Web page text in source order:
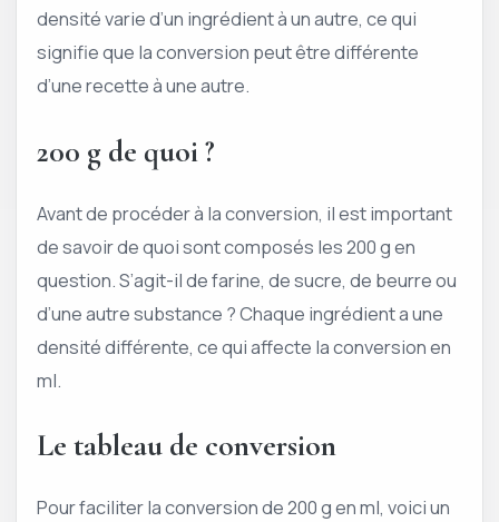
densité varie d’un ingrédient à un autre, ce qui
signifie que la conversion peut être différente
d’une recette à une autre.
200 g de quoi ?
Avant de procéder à la conversion, il est important
de savoir de quoi sont composés les 200 g en
question. S’agit-il de farine, de sucre, de beurre ou
d’une autre substance ? Chaque ingrédient a une
densité différente, ce qui affecte la conversion en
ml.
Le tableau de conversion
Pour faciliter la conversion de 200 g en ml, voici un